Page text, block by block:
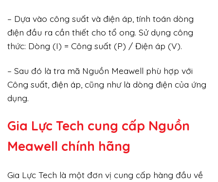
– Dựa vào công suất và điện áp, tính toán dòng
điện đầu ra cần thiết cho tổ ong. Sử dụng công
thức: Dòng (I) = Công suất (P) / Điện áp (V).
– Sau đó là tra mã Nguồn Meawell phù hợp với
Công suất, điện áp, cũng như là dòng điện của ứng
dụng.
Gia Lực Tech cung cấp Nguồn
Meawell chính hãng
Gia Lực Tech là một đơn vị cung cấp hàng đầu về